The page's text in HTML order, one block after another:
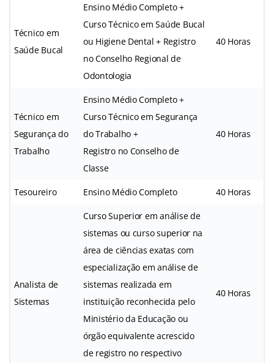
Técnico em
Saúde Bucal
Ensino Médio Completo +
Curso Técnico em Saúde Bucal
ou Higiene Dental + Registro
no Conselho Regional de
Odontologia
40 Horas
Técnico em
Segurança do
Trabalho
Ensino Médio Completo +
Curso Técnico em Segurança
do Trabalho +
Registro no Conselho de
Classe
40 Horas
Tesoureiro Ensino Médio Completo 40 Horas
Analista de
Sistemas
Curso Superior em análise de
sistemas ou curso superior na
área de ciências exatas com
especialização em análise de
sistemas realizada em
instituição reconhecida pelo
Ministério da Educação ou
órgão equivalente acrescido
de registro no respectivo
40 Horas